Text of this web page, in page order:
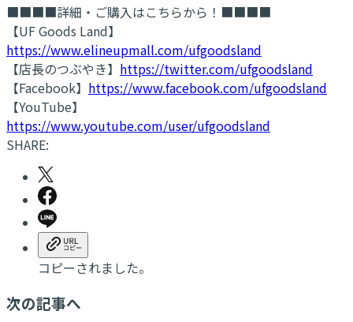
■■■■詳細・ご購入はこちらから！■■■■
【UF Goods Land】
https://www.elineupmall.com/ufgoodsland
【店長のつぶやき】 https://twitter.com/ufgoodsland
【Facebook】 https://www.facebook.com/ufgoodsland
【YouTube】
https://www.youtube.com/user/ufgoodsland
SHARE:
コピーされました。
次の記事へ